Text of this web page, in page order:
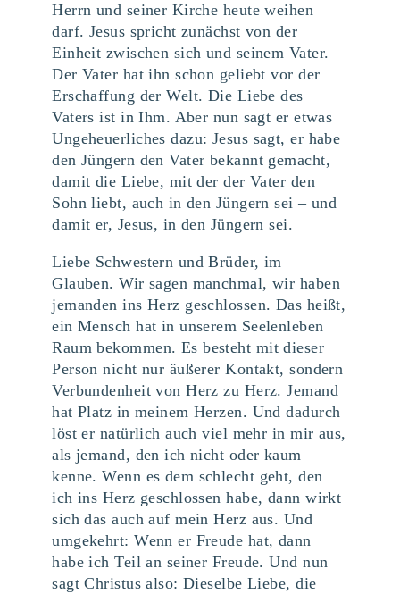
Herrn und seiner Kirche heute weihen
darf. Jesus spricht zunächst von der
Einheit zwischen sich und seinem Vater.
Der Vater hat ihn schon geliebt vor der
Erschaffung der Welt. Die Liebe des
Vaters ist in Ihm. Aber nun sagt er etwas
Ungeheuerliches dazu: Jesus sagt, er habe
den Jüngern den Vater bekannt gemacht,
damit die Liebe, mit der der Vater den
Sohn liebt, auch in den Jüngern sei – und
damit er, Jesus, in den Jüngern sei.
Liebe Schwestern und Brüder, im
Glauben. Wir sagen manchmal, wir haben
jemanden ins Herz geschlossen. Das heißt,
ein Mensch hat in unserem Seelenleben
Raum bekommen. Es besteht mit dieser
Person nicht nur äußerer Kontakt, sondern
Verbundenheit von Herz zu Herz. Jemand
hat Platz in meinem Herzen. Und dadurch
löst er natürlich auch viel mehr in mir aus,
als jemand, den ich nicht oder kaum
kenne. Wenn es dem schlecht geht, den
ich ins Herz geschlossen habe, dann wirkt
sich das auch auf mein Herz aus. Und
umgekehrt: Wenn er Freude hat, dann
habe ich Teil an seiner Freude. Und nun
sagt Christus also: Dieselbe Liebe, die